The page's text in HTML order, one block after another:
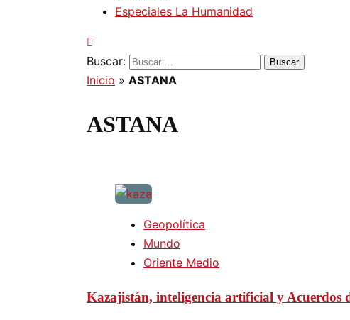
Especiales La Humanidad
Buscar:
Inicio » ASTANA
ASTANA
Geopolítica
Mundo
Oriente Medio
Kazajistán, inteligencia artificial y Acuerdos